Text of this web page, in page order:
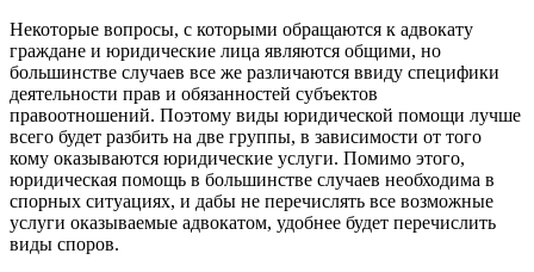
Некоторые вопросы, с которыми обращаются к адвокату
граждане и юридические лица являются общими, но
большинстве случаев все же различаются ввиду специфики
деятельности прав и обязанностей субъектов
правоотношений. Поэтому виды юридической помощи лучше
всего будет разбить на две группы, в зависимости от того
кому оказываются юридические услуги. Помимо этого,
юридическая помощь в большинстве случаев необходима в
спорных ситуациях, и дабы не перечислять все возможные
услуги оказываемые адвокатом, удобнее будет перечислить
виды споров.